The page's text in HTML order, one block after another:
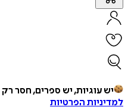
עוגיות, יש ספרים, חסר רק קפה.
הפרטיות